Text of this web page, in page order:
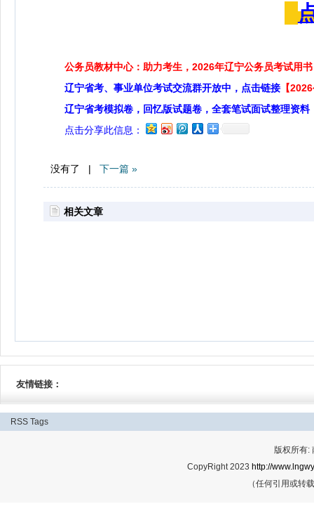
公务员教材中心：助力考生，2026年辽宁公务员考试用书
辽宁省考、事业单位考试交流群开放中，点击链接 【
辽宁省考模拟卷，回忆版试题卷，全套笔试面试整理资料
点击分享此信息：
没有了 | 下一篇 »
相关文章
友情链接：
RSS Tags
版权所有:
CopyRight 2023 http://
（任何引用或转